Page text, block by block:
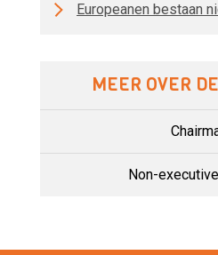
Europeanen bestaan
MEER OVER
Non-